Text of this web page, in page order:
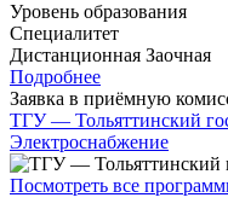
Уровень образования
Специалитет
Дистанционная Заочная
Подробнее
Заявка в приёмную
ТГУ — Тольяттинский
Электроснабжение
Посмотреть все